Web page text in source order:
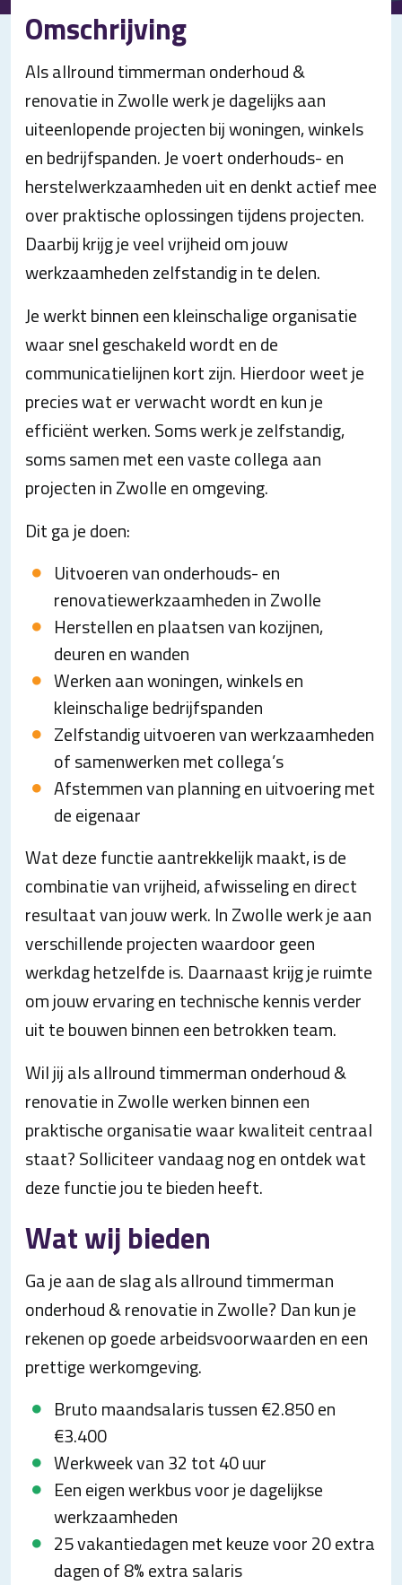
Omschrijving
Als allround timmerman onderhoud &
renovatie in Zwolle werk je dagelijks aan
uiteenlopende projecten bij woningen, winkels
en bedrijfspanden. Je voert onderhouds- en
herstelwerkzaamheden uit en denkt actief mee
over praktische oplossingen tijdens projecten.
Daarbij krijg je veel vrijheid om jouw
werkzaamheden zelfstandig in te delen.
Je werkt binnen een kleinschalige organisatie
waar snel geschakeld wordt en de
communicatielijnen kort zijn. Hierdoor weet je
precies wat er verwacht wordt en kun je
efficiënt werken. Soms werk je zelfstandig,
soms samen met een vaste collega aan
projecten in Zwolle en omgeving.
Dit ga je doen:
Uitvoeren van onderhouds- en
renovatiewerkzaamheden in Zwolle
Herstellen en plaatsen van kozijnen,
deuren en wanden
Werken aan woningen, winkels en
kleinschalige bedrijfspanden
Zelfstandig uitvoeren van werkzaamheden
of samenwerken met collega’s
Afstemmen van planning en uitvoering met
de eigenaar
Wat deze functie aantrekkelijk maakt, is de
combinatie van vrijheid, afwisseling en direct
resultaat van jouw werk. In Zwolle werk je aan
verschillende projecten waardoor geen
werkdag hetzelfde is. Daarnaast krijg je ruimte
om jouw ervaring en technische kennis verder
uit te bouwen binnen een betrokken team.
Wil jij als allround timmerman onderhoud &
renovatie in Zwolle werken binnen een
praktische organisatie waar kwaliteit centraal
staat? Solliciteer vandaag nog en ontdek wat
deze functie jou te bieden heeft.
Wat wij bieden
Ga je aan de slag als allround timmerman
onderhoud & renovatie in Zwolle? Dan kun je
rekenen op goede arbeidsvoorwaarden en een
prettige werkomgeving.
Bruto maandsalaris tussen €2.850 en
€3.400
Werkweek van 32 tot 40 uur
Een eigen werkbus voor je dagelijkse
werkzaamheden
25 vakantiedagen met keuze voor 20 extra
dagen of 8% extra salaris